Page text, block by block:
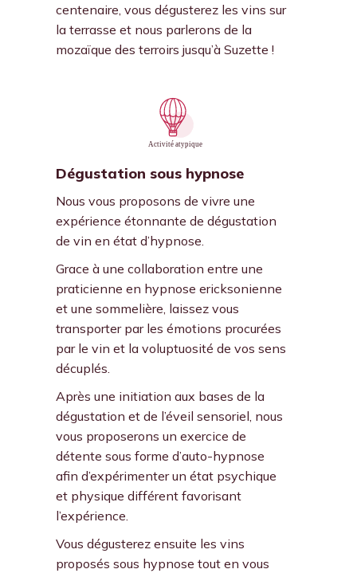
centenaire, vous dégusterez les vins sur
la terrasse et nous parlerons de la
mozaïque des terroirs jusqu’à Suzette !
Dégustation sous hypnose
Nous vous proposons de vivre une
expérience étonnante de dégustation
de vin en état d’hypnose.
Grace à une collaboration entre une
praticienne en hypnose ericksonienne
et une sommelière, laissez vous
transporter par les émotions procurées
par le vin et la voluptuosité de vos sens
décuplés.
Après une initiation aux bases de la
dégustation et de l’éveil sensoriel, nous
vous proposerons un exercice de
détente sous forme d’auto-hypnose
afin d’expérimenter un état psychique
et physique différent favorisant
l’expérience.
Vous dégusterez ensuite les vins
proposés sous hypnose tout en vous